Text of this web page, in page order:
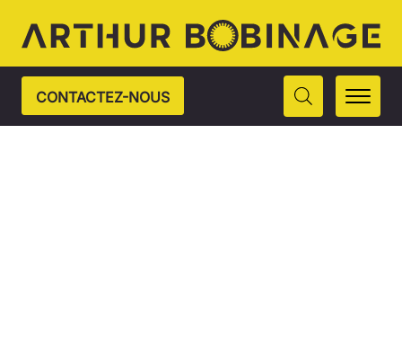
CONTACTEZ-NOUS